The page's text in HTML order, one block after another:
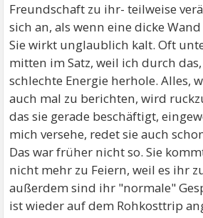
Freundschaft zu ihr- teilweise
sich an, als wenn eine dicke
Sie wirkt unglaublich kalt. Oft
mitten im Satz, weil ich durch
schlechte Energie herhole. Alles,
auch mal zu berichten, wird
das sie gerade beschäftigt,
mich versehe, redet sie auch
Das war früher nicht so. Sie
nicht mehr zu Feiern, weil es ihr
außerdem sind ihr "normale"
ist wieder auf dem Rohkosttrip